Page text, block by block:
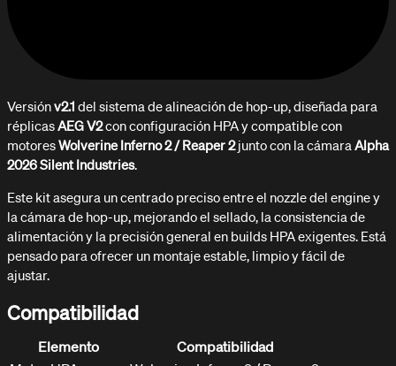
Versiónv2.1 del sistema de alineación de hop-up, diseñada para
réplicasAEG V2con configuración HPA y compatible con
motoresWolverine Inferno 2 / Reaper 2junto con la cámaraAlpha
2026 Silent Industries.
Este kit asegura un centrado preciso entre el nozzle del engine y
la cámara de hop-up, mejorando el sellado, la consistencia de
alimentación y la precisión general en builds HPA exigentes. Está
pensado para ofrecer un montaje estable, limpio y fácil de
ajustar.
Compatibilidad
Elemento
Compatibilidad